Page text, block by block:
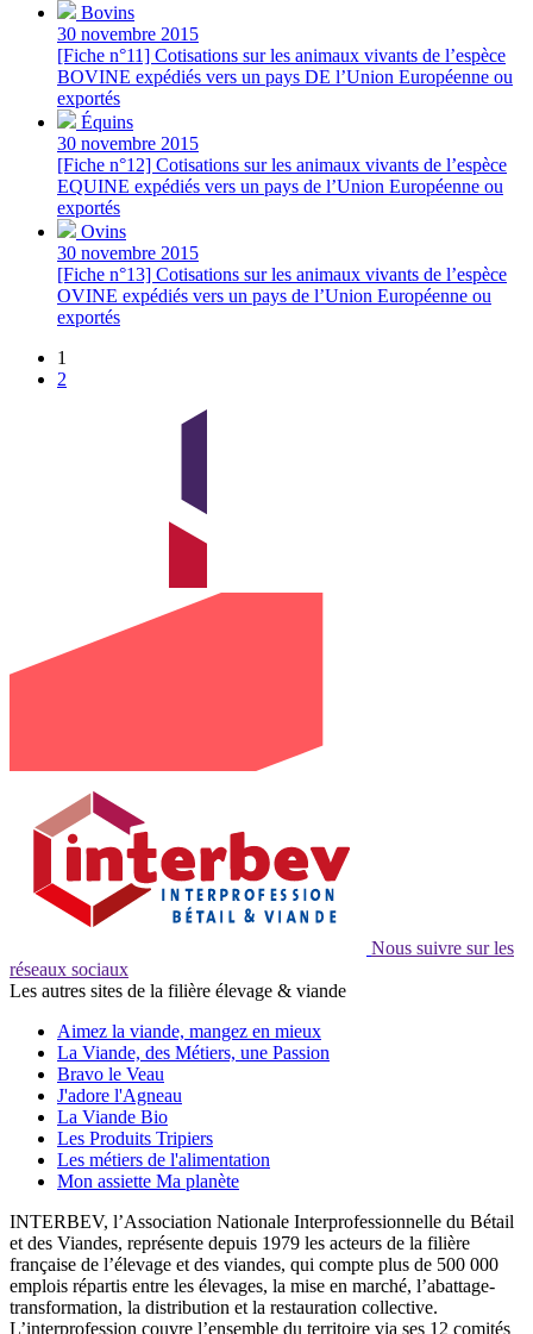
Bovins
30 novembre 2015
[Fiche n°11] Cotisations sur les animaux vivants de l’espèce
BOVINE expédiés vers un pays DE l’Union Européenne ou
exportés
Équins
30 novembre 2015
[Fiche n°12] Cotisations sur les animaux vivants de l’espèce
EQUINE expédiés vers un pays de l’Union Européenne ou
exportés
Ovins
30 novembre 2015
[Fiche n°13] Cotisations sur les animaux vivants de l’espèce
OVINE expédiés vers un pays de l’Union Européenne ou
exportés
1
2
Nous suivre sur les
réseaux sociaux
Les autres sites de la filière élevage & viande
Aimez la viande, mangez en mieux
La Viande, des Métiers, une Passion
Bravo le Veau
J'adore l'Agneau
La Viande Bio
Les Produits Tripiers
Les métiers de l'alimentation
Mon assiette Ma planète
INTERBEV, l’Association Nationale Interprofessionnelle du Bétail
et des Viandes, représente depuis 1979 les acteurs de la filière
française de l’élevage et des viandes, qui compte plus de 500 000
emplois répartis entre les élevages, la mise en marché, l’abattage-
transformation, la distribution et la restauration collective.
L’interprofession couvre l’ensemble du territoire via ses 12 comités